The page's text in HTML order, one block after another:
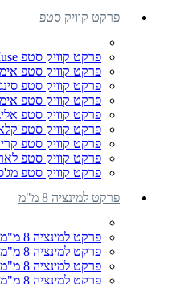
פרקט קוויק סטפ
פרקט קוויק סטפ Muse
פרקט קוויק סטפ
פרקט קוויק סטפ
פרקט קוויק סטפ
פרקט קוויק סטפ
פרקט קוויק סטפ
פרקט קוויק סטפ
פרקט קוויק סטפ
פרקט קוויק סטפ
פרקט למינציה 8 מ"מ
פרקט למינציה 8 מ"מ SWISS KRONO
פרקט למינציה 8 מ"מ נקסט סטפ
פרקט למינציה 8 מ"מ GENESIS
פרקט למינציה 8 מ"מ SWISS KRONO רחב